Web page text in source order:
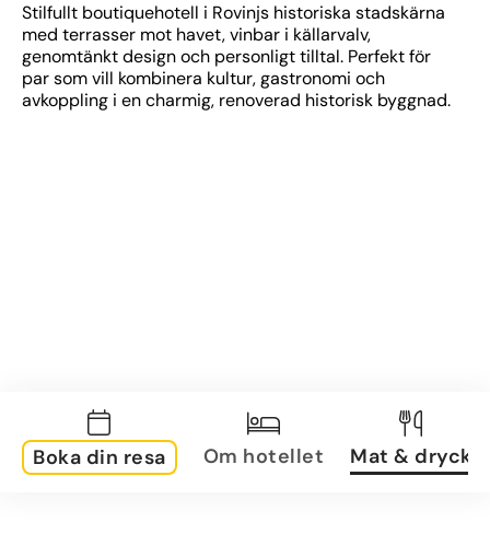
Stilfullt boutiquehotell i Rovinjs historiska stadskärna
med terrasser mot havet, vinbar i källarvalv,
genomtänkt design och personligt tilltal. Perfekt för
par som vill kombinera kultur, gastronomi och
avkoppling i en charmig, renoverad historisk byggnad.
Boka din resa Om hotellet Mat & dryck